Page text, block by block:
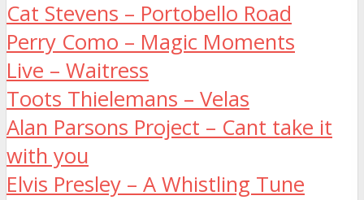
Cat Stevens – Portobello Road
Perry Como – Magic Moments
Live – Waitress
Toots Thielemans – Velas
Alan Parsons Project – Cant take it
with you
Elvis Presley – A Whistling Tune